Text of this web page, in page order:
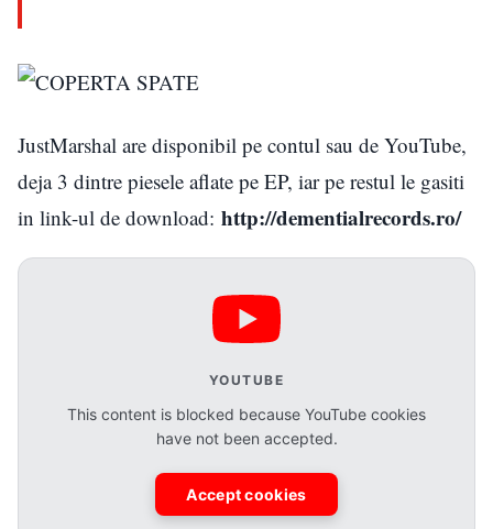
JustMarshal are disponibil pe contul sau de YouTube,
deja 3 dintre piesele aflate pe EP, iar pe restul le gasiti
in link-ul de download: http://dementialrecords.ro/
YOUTUBE
This content is blocked because YouTube cookies
have not been accepted.
Accept cookies